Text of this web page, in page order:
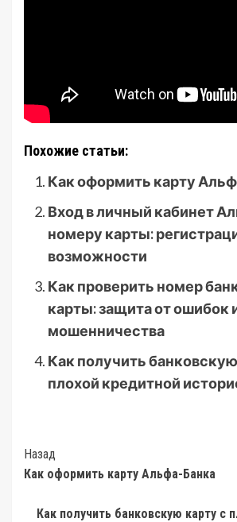
Похожие статьи:
Как оформить карту
Вход в личный кабинет
номеру карты:
возможности
Как проверить номер
карты: защита от ошибок
мошенничества
Как получить
плохой кредитной
Post
Navigation
Назад
Как оформить карту Альфа-Банка
Как получить банковскую карту с